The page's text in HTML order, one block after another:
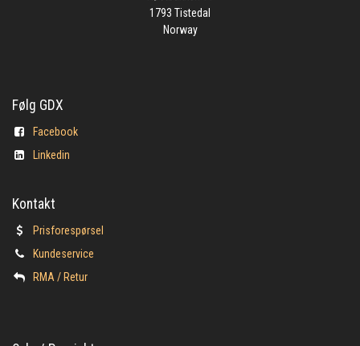
1793 Tistedal
Norway
Følg GDX
Facebook
Linkedin
Kontakt
Prisforespørsel
Kundeservice
​RMA / Retur